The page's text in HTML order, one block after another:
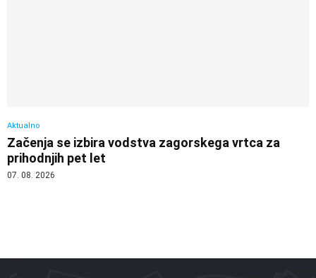
Aktualno
Začenja se izbira vodstva zagorskega vrtca za
prihodnjih pet let
07. 08. 2026